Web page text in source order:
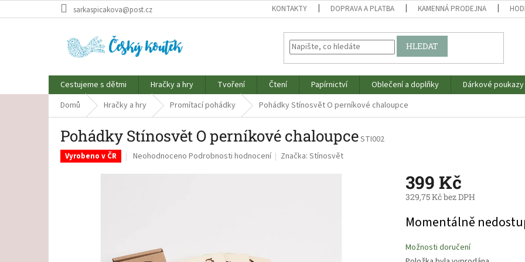
na
sarkaspicakova@post.cz KONTAKTY DOPRAVA A PLATBA KAMENNÁ PRODEJNA
HLEDAT
Cestujeme s dětmi Hračky a hry Tvoření Čtení Papírnictví Oblečení a doplňky Dárkové poukazy
Domů
Hračky a hry Promítací pohádky Pohádky Stínosvět O perníkové chaloupce
Pohádky Stínosvět O perníkové chaloupceSTI002
Vyrobeno v ČR
Průměrné
Neohodnoceno Podrobnosti hodnocení Značka:Stínosvět
399 Kč
329,75 Kč bez DPH
cena:
Momentálně
Možnosti doručení